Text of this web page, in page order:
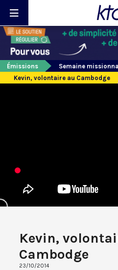
Émissions
Semaine
Kevin, volontaire au Cambodge
Kevin,
Cambodge
23/10/2014